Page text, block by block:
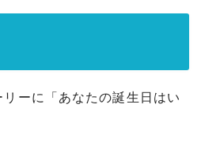
ーに「あなたの誕生日はい